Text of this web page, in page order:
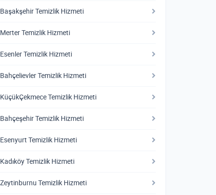
Başakşehir Temizlik Hizmeti
Merter Temizlik Hizmeti
Esenler Temizlik Hizmeti
Bahçelievler Temizlik Hizmeti
KüçükÇekmece Temizlik Hizmeti
Bahçeşehir Temizlik Hizmeti
Esenyurt Temizlik Hizmeti
Kadıköy Temizlik Hizmeti
Zeytinburnu Temizlik Hizmeti